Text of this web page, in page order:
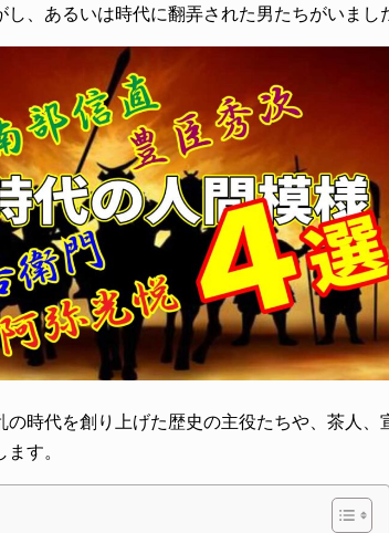
、あるいは時代に翻弄された男たちがいまし
の時代を創り上げた歴史の主役たちや、茶人、
す。